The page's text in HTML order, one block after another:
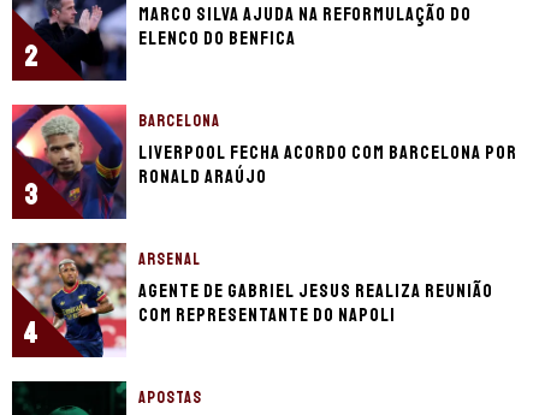
2
Marco Silva ajuda na reformulação do
elenco do Benfica
3
BARCELONA
Liverpool fecha acordo com Barcelona por
Ronald Araújo
4
ARSENAL
Agente de Gabriel Jesus realiza reunião
com representante do Napoli
APOSTAS